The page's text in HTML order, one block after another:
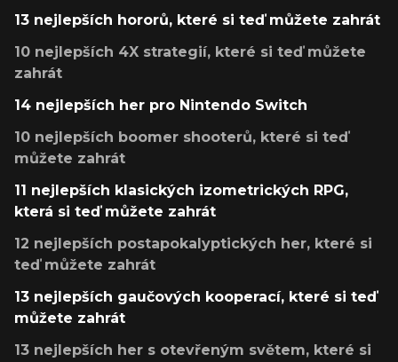
13 nejlepších hororů, které si teď můžete zahrát
10 nejlepších 4X strategií, které si teď můžete
zahrát
14 nejlepších her pro Nintendo Switch
10 nejlepších boomer shooterů, které si teď
můžete zahrát
11 nejlepších klasických izometrických RPG,
která si teď můžete zahrát
12 nejlepších postapokalyptických her, které si
teď můžete zahrát
13 nejlepších gaučových kooperací, které si teď
můžete zahrát
13 nejlepších her s otevřeným světem, které si